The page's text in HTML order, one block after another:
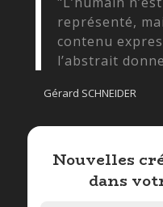
représenté,
contenu
l’abstrait
Gérard SCHNEIDER
Nouvelles
dans